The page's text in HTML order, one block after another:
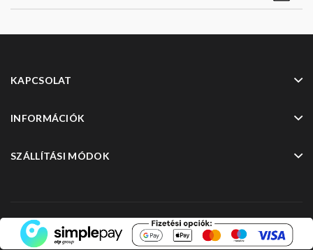
KAPCSOLAT
INFORMÁCIÓK
SZÁLLÍTÁSI MÓDOK